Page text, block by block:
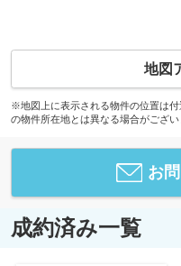
地図
※地図上に表示される物件の位置は
の物件所在地とは異なる場合がござい
お
成約済み一覧